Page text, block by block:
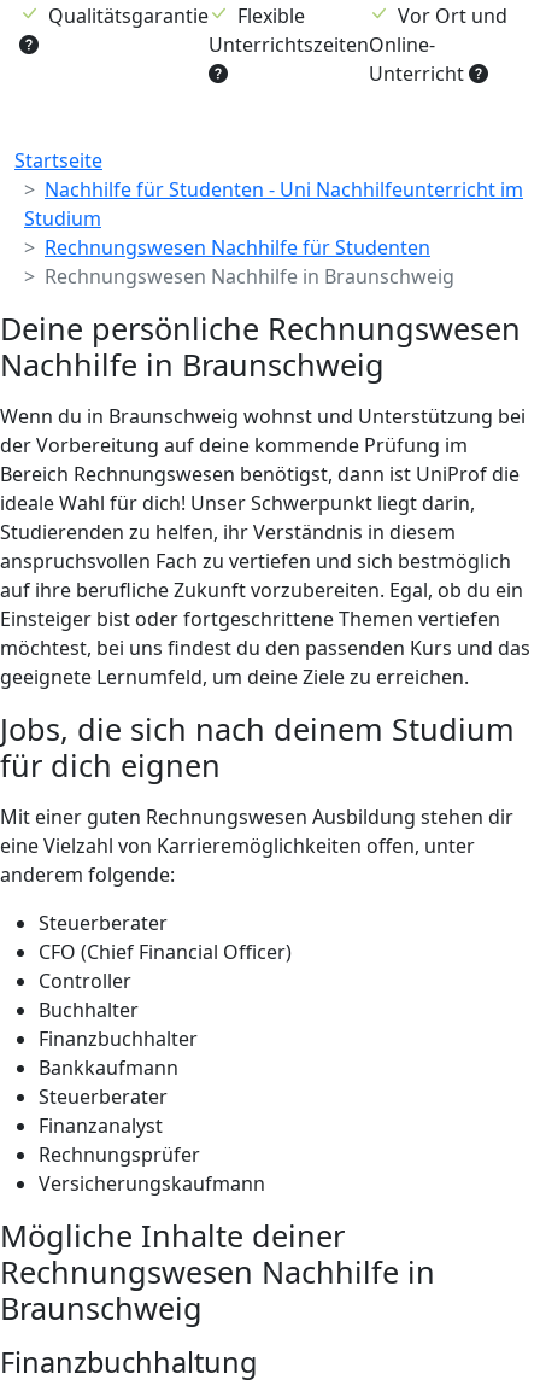
Qualitätsgarantie
Flexible
Unterrichtszeiten
Vor Ort und
Online-
Unterricht
Breadcrumb
Startseite
Nachhilfe für Studenten - Uni Nachhilfeunterricht im
Studium
Rechnungswesen Nachhilfe für Studenten
Rechnungswesen Nachhilfe in Braunschweig
Deine persönliche Rechnungswesen
Nachhilfe in Braunschweig
Wenn du in Braunschweig wohnst und Unterstützung bei
der Vorbereitung auf deine kommende Prüfung im
Bereich Rechnungswesen benötigst, dann ist UniProf die
ideale Wahl für dich! Unser Schwerpunkt liegt darin,
Studierenden zu helfen, ihr Verständnis in diesem
anspruchsvollen Fach zu vertiefen und sich bestmöglich
auf ihre berufliche Zukunft vorzubereiten. Egal, ob du ein
Einsteiger bist oder fortgeschrittene Themen vertiefen
möchtest, bei uns findest du den passenden Kurs und das
geeignete Lernumfeld, um deine Ziele zu erreichen.
Jobs, die sich nach deinem Studium
für dich eignen
Mit einer guten Rechnungswesen Ausbildung stehen dir
eine Vielzahl von Karrieremöglichkeiten offen, unter
anderem folgende:
Steuerberater
CFO (Chief Financial Officer)
Controller
Buchhalter
Finanzbuchhalter
Bankkaufmann
Steuerberater
Finanzanalyst
Rechnungsprüfer
Versicherungskaufmann
Mögliche Inhalte deiner
Rechnungswesen Nachhilfe in
Braunschweig
Finanzbuchhaltung